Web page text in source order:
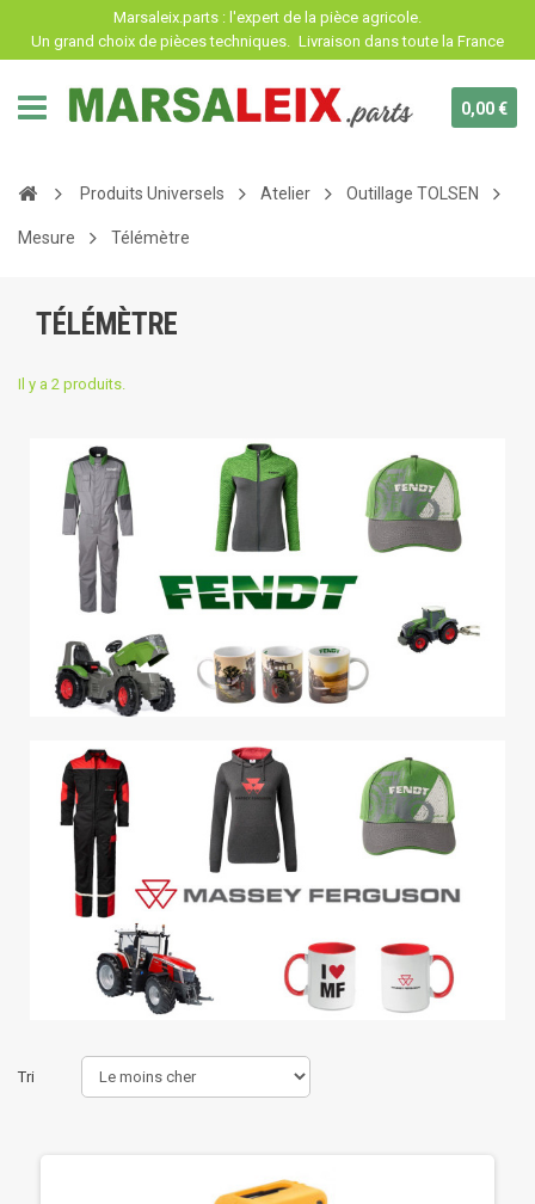
Marsaleix.parts : l'expert de la pièce agricole.
Un grand choix de pièces techniques. Livraison dans toute la France
0,00 €
Produits Universels Atelier Outillage TOLSEN
Mesure Télémètre
TÉLÉMÈTRE
Il y a 2 produits.
Tri
Panneau de gestion des cookies